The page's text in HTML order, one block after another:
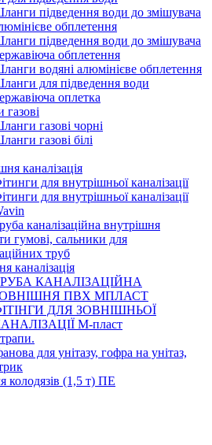
підведення води до змішувача
обплетення
підведення води до змішувача
обплетення
водяні алюмінієве обплетення
для підведення води
оплетка
газові чорні
газові білі
каналізація
для внутрішньої каналізації
для внутрішньої каналізації
каналізаційна внутрішня
гумові, сальники для
труб
каналізація
КАНАЛІЗАЦІЙНА
ПВХ МПЛАСТ
ДЛЯ ЗОВНІШНЬОЇ
М-пласт
для унітазу, гофра на унітаз,
колодязів (1,5 т) ПЕ